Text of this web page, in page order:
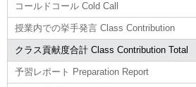
コールドコール Cold Call
授業内での挙手発言 Class Contribution
クラス貢献度合計 Class Contribution Total
予習レポート Preparation Report